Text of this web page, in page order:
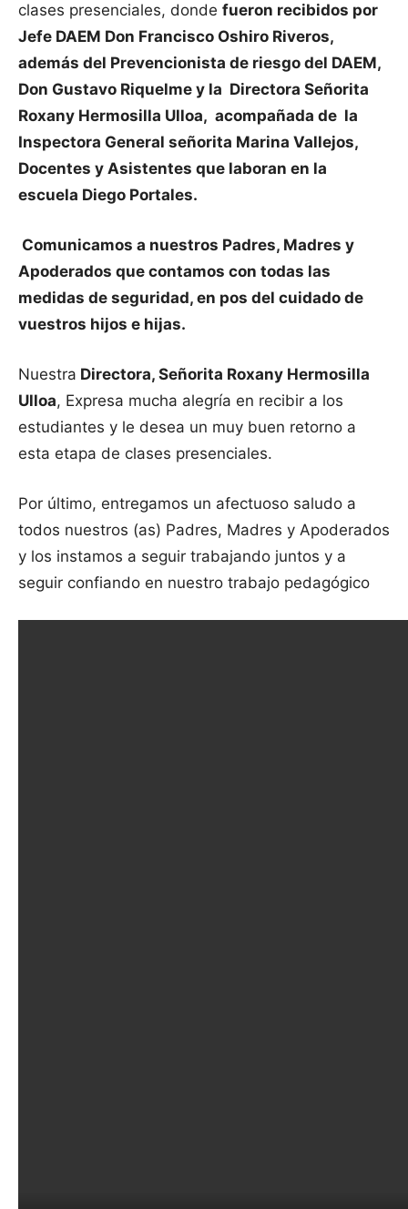
clases presenciales, donde fueron recibidos por
Jefe DAEM Don Francisco Oshiro Riveros,
además del Prevencionista de riesgo del DAEM,
Don Gustavo Riquelme y la Directora Señorita
Roxany Hermosilla Ulloa, acompañada de la
Inspectora General señorita Marina Vallejos,
Docentes y Asistentes que laboran en la
escuela Diego Portales.
Comunicamos a nuestros Padres, Madres y
Apoderados que contamos con todas las
medidas de seguridad, en pos del cuidado de
vuestros hijos e hijas.
Nuestra Directora, Señorita Roxany Hermosilla
Ulloa, Expresa mucha alegría en recibir a los
estudiantes y le desea un muy buen retorno a
esta etapa de clases presenciales.
Por último, entregamos un afectuoso saludo a
todos nuestros (as) Padres, Madres y Apoderados
y los instamos a seguir trabajando juntos y a
seguir confiando en nuestro trabajo pedagógico